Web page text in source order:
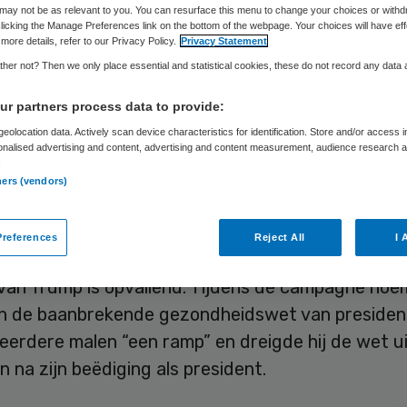
Skipr Redactie 12 november 2016
Amerikaanse president Donald Trump
Obamacare in stand te houden. Dat zei de
van het Witte Huis vrijdag in The Wall Street
Trump is opvallend. Tijdens de campagne
de baanbrekende gezondheidswet van
malen “een ramp” en dreigde hij de wet
na zijn beëdiging als president.
not be as relevant to you. You can resurface this menu to change your choices or
the Manage Preferences link on the bottom of the webpage. Your choices will have
details, refer to our Privacy Policy. Privacy Statement
not? Then we only place essential and statistical cookies, these do not record any data
partners process data to provide:
data. Actively scan device characteristics for identification. Store and/or access
advertising and content, advertising and content measurement, audience research
(vendors)
Reject All I